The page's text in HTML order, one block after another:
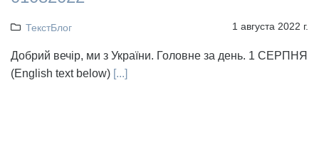
ТекстБлог 1 августа 2022 г.
Добрий вечір, ми з України. Головне за день. 1 СЕРПНЯ
(English text below) [...]